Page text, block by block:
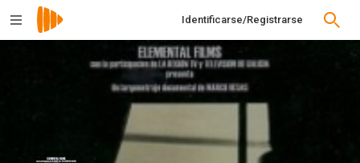
Identificarse/Registrarse